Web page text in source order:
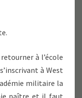
à l’école
à West
militaire la
paître et il faut